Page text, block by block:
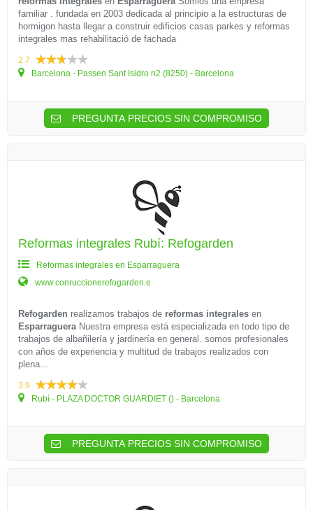
familiar . fundada en 2003 dedicada al principio a la estructuras de
hormigon hasta llegar a construir edificios casas parkes y reformas
integrales mas rehabilitació de fachada
2.7
Barcelona - Passen Sant Isidro n2 (8250) - Barcelona
PREGUNTA PRECIOS SIN COMPROMISO
Reformas integrales Rubí: Refogarden
Reformas integrales en Esparraguera
www.conruccionerefogarden.e
Refogarden realizamos trabajos de reformas integrales en
EsparragueraNuestra empresa está especializada en todo tipo de
trabajos de albañilería y jardinería en general. somos profesionales
con años de experiencia y multitud de trabajos realizados con
plena...
3.9
Rubí - PLAZA DOCTOR GUARDIET () - Barcelona
PREGUNTA PRECIOS SIN COMPROMISO